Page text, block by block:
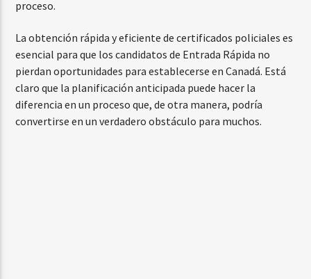
proceso.
La obtención rápida y eficiente de certificados policiales es
esencial para que los candidatos de Entrada Rápida no
pierdan oportunidades para establecerse en Canadá. Está
claro que la planificación anticipada puede hacer la
diferencia en un proceso que, de otra manera, podría
convertirse en un verdadero obstáculo para muchos.